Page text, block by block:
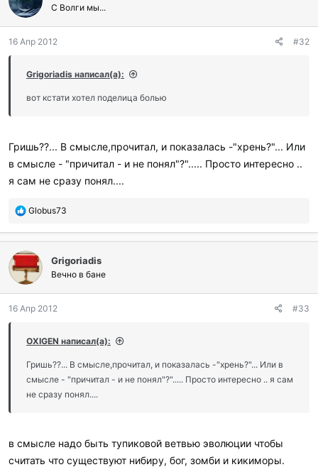
г
о
а
и
и
С Волги мы...
16 Апр 2012 #32
Grigoriadis написал(а):
вот кстати хотел поделица болью
Гришь??... В смысле,прочитал, и показалась -"хрень?"... Или
в смысле - "причитал - и не понял"?"..... Просто интересно ..
я сам не сразу понял....
П
б
а
г
о
а
и
и
:
Globus73
Grigoriadis
Вечно в бане
16 Апр 2012 #33
OXIGEN написал(а):
Гришь??... В смысле,прочитал, и показалась -"хрень?"... Или в
смысле - "причитал - и не понял"?"..... Просто интересно .. я сам
не сразу понял....
в смысле надо быть тупиковой ветвью эволюции чтобы
считать что существуют нибиру, бог, зомби и кикиморы.